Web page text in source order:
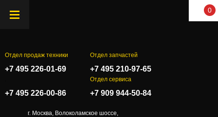
0
Отдел продаж техники
+7 495 226-01-69
Отдел запчастей
+7 495 210-97-65
+7 495 226-00-86
Отдел сервиса
+7 909 944-50-84
г. Москва, Волоколамское шоссе,